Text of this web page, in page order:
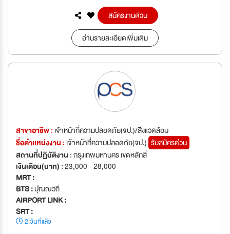
สมัครงานด่วน
อ่านรายละเอียดเพิ่มเติม
สาขาอาชีพ : เจ้าหน้าที่ความปลอดภัย(จป.)/สิ่งแวดล้อม
ชื่อตำเเหน่งงาน : เจ้าหน้าที่ความปลอดภัย(จป.) รับสมัครด่วน
สถานที่ปฏิบัติงาน :กรุงเทพมหานคร เขตหลักสี่
เงินเดือน(บาท) :23,000 - 28,000
MRT :
BTS :ปุณณวิถี
AIRPORT LINK :
SRT :
2 วันที่แล้ว